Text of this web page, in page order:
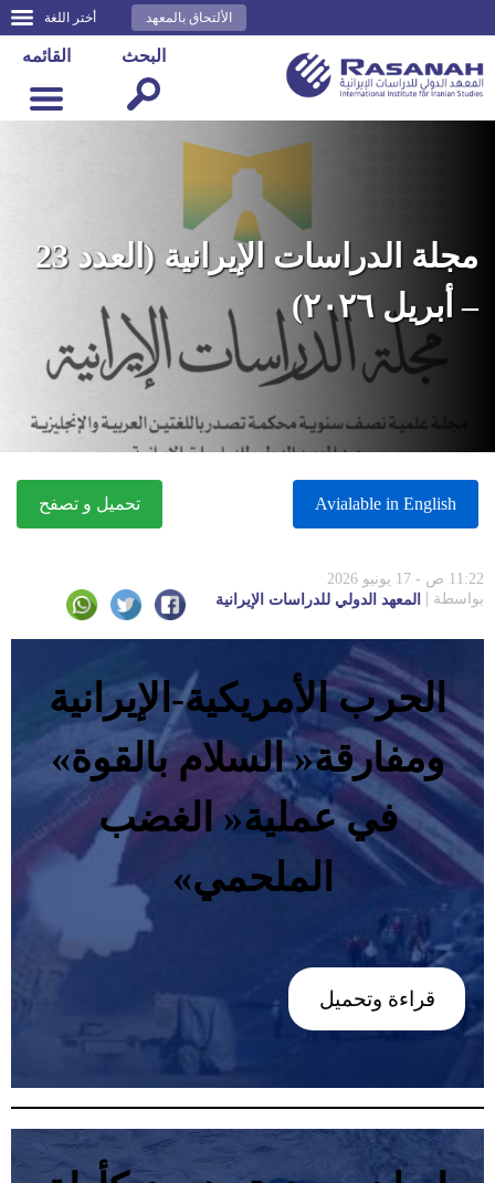
أختر اللغة الألتحاق بالمعهد
القائمه البحث
مجلة الدراسات الإيرانية (العدد 23
– أبريل ٢٠٢٦)
Avialable in English تحميل و تصفح
11:22 ص - 17 يونيو 2026
بواسطة
المعهد الدولي للدراسات الإيرانية
‬ومفارقة‭ ‬‮«‬السلام‭ ‬بالقوة‮»‬‭
‬الملحمي‮»‬‭ ‬
قراءة وتحميل